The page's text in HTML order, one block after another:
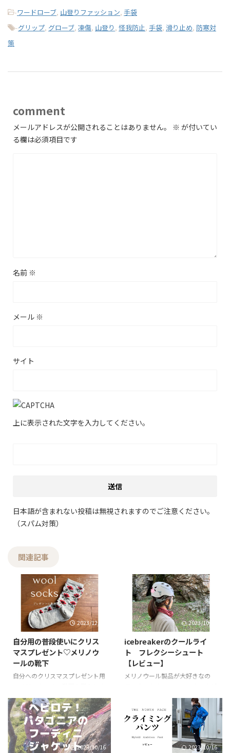
-ワードローブ, 山登りファッション, 手袋
-グリップ, グローブ, 凍傷, 山登り , 怪我防止, 手袋, 滑り止め, 防寒対
策
comment
メールアドレスが公開されることはありません。 ※ が付いてい
る欄は必須項目です
名前 ※
メール ※
サイト
上に表示された文字を入力してください。
日本語が含まれない投稿は無視されますのでご注意ください。
（スパム対策）
関連記事
2023/12/16
自分用の普段使いにクリス
マスプレゼント♡メリノウ
ールの靴下
自分へのクリスマスプレゼント用
した♡ メリノウールがとっても好
きなので、登山、ハイキング、ク
ライミング、お散歩、日常、仕事
でも クローゼットの中にはメリ
ノウール製品がたくさん！ 靴下
と簡単に言っても実は種類が豊富
2023/10/16
icebreakerのクールライ
ト フレクシーシュート
【レビュー】
メリノウール製品が大好きなの
イターの類もメリノウール製品を
愛用しています。 今回は、アイス
ブレーカーのネックゲイターであ
るCOOL LITE Flexi Chuteを新し
く導入しましたのでご紹介しま
す。 COOL LITE Flexi Chute(クー
2023/10/16 2023/10/16